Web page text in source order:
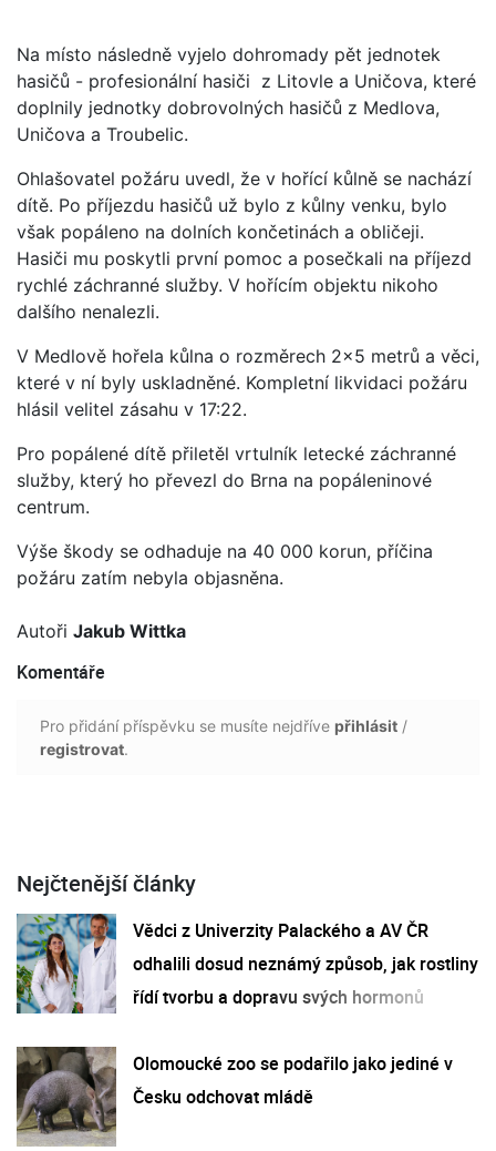
Na místo následně vyjelo dohromady pět jednotek
hasičů - profesionální hasiči z Litovle a Uničova, které
doplnily jednotky dobrovolných hasičů z Medlova,
Uničova a Troubelic.
Ohlašovatel požáru uvedl, že v hořící kůlně se nachází
dítě. Po příjezdu hasičů už bylo z kůlny venku, bylo
však popáleno na dolních končetinách a obličeji.
Hasiči mu poskytli první pomoc a posečkali na příjezd
rychlé záchranné služby. V hořícím objektu nikoho
dalšího nenalezli.
V Medlově hořela kůlna o rozměrech 2x5 metrů a věci,
které v ní byly uskladněné. Kompletní likvidaci požáru
hlásil velitel zásahu v 17:22.
Pro popálené dítě přiletěl vrtulník letecké záchranné
služby, který ho převezl do Brna na popáleninové
centrum.
Výše škody se odhaduje na 40 000 korun, příčina
požáru zatím nebyla objasněna.
Autoři Jakub Wittka
Komentáře
Pro přidání příspěvku se musíte nejdříve přihlásit /
registrovat.
Nejčtenější články
Vědci z Univerzity Palackého a AV ČR
odhalili dosud neznámý způsob, jak rostliny
řídí tvorbu a dopravu svých hormonů
Olomoucké zoo se podařilo jako jediné v
Česku odchovat mládě